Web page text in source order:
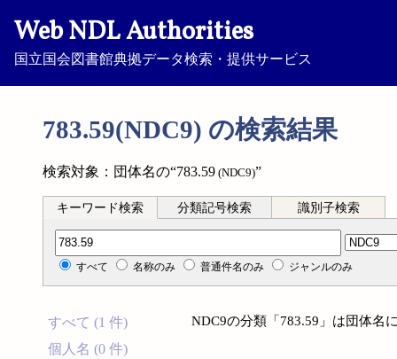
Web NDL Authorities
国立国会図書館典拠データ検索・提供サービス
783.59(NDC9) の検索結果
検索対象：団体名の“783.59 (NDC9)”
キーワード検索 分類記号検索 識別子検索
分類記号検索
すべて 名称のみ 普通件名のみ ジャンルのみ
すべて (1 件)
個人名 (0 件)
NDC9の分類「783.59」は団体名